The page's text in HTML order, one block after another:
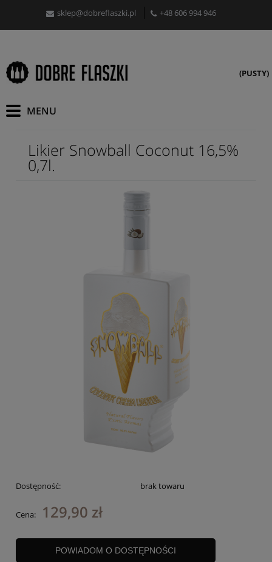
sklep@dobreflaszki.pl +48 606 994 946
(PUSTY)
Likier Snowball Coconut 16,5%
0,7l.
Dostępność: brak towaru
Cena: 129,90 zł
POWIADOM O DOSTĘPNOŚCI